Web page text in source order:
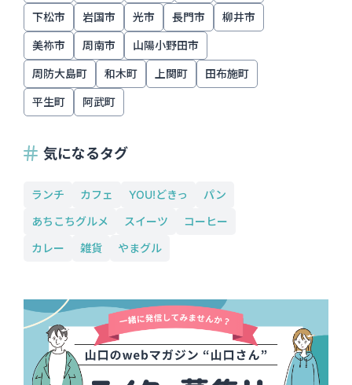
下松市 岩国市 光市 長門市 柳井市
美祢市 周南市 山陽小野田市
周防大島町 和木町 上関町 田布施町
平生町 阿武町
気になるタグ
ランチ カフェ YOU!どきっ
パン
あちこちグルメ
スイーツ
コーヒー
カレー
雑貨 やまグル